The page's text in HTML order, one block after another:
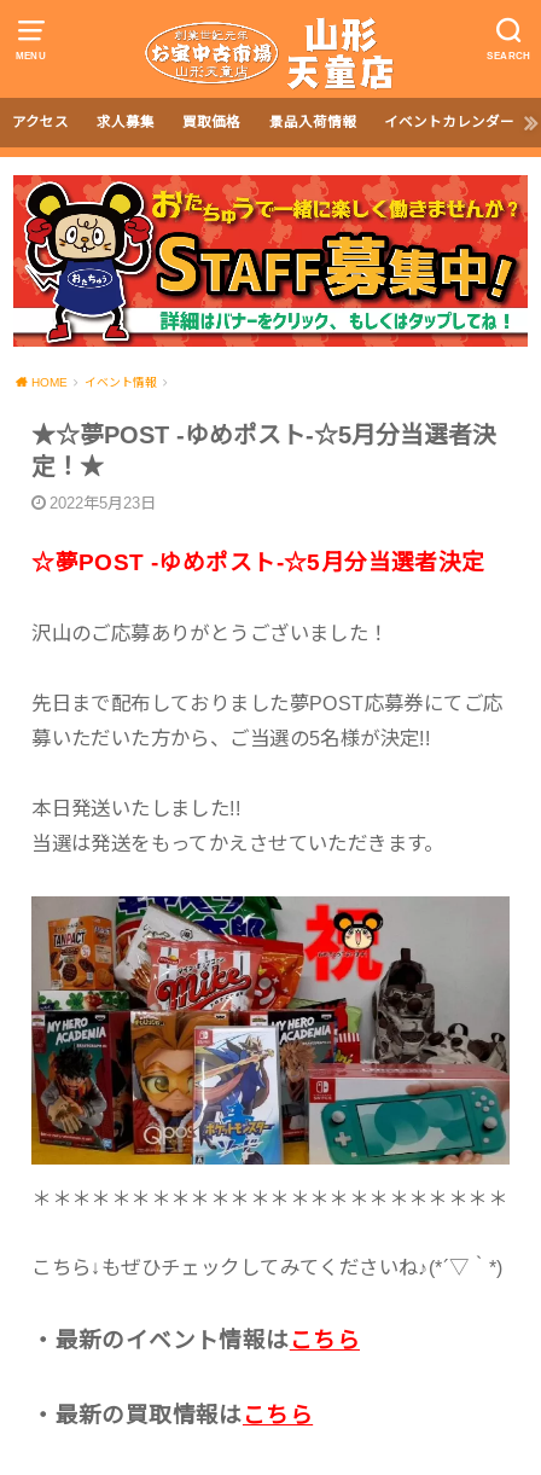
MENU SEARCH
アクセス 求人募集 買取価格 景品入荷情報 イベントカレンダー
HOME イベント情報
★☆夢POST -ゆめポスト-☆5月分当選者決
定！★
2022年5月23日
☆夢POST -ゆめポスト-☆5月分当選者決定
沢山のご応募ありがとうございました！
先日まで配布しておりました夢POST応募券にてご応
募いただいた方から、ご当選の5名様が決定!!
本日発送いたしました!!
当選は発送をもってかえさせていただきます。
＊＊＊＊＊＊＊＊＊＊＊＊＊＊＊＊＊＊＊＊＊＊＊＊
こちら↓もぜひチェックしてみてくださいね♪(*´▽｀*)
・最新のイベント情報はこちら
・最新の買取情報はこちら